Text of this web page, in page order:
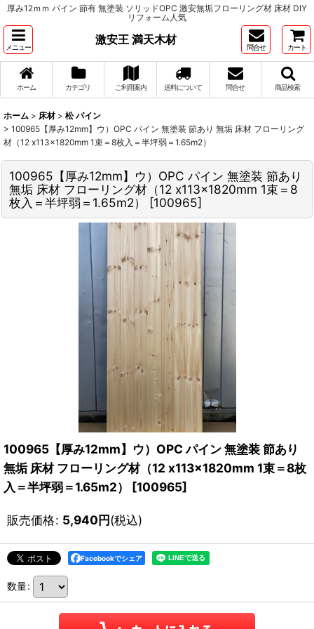
厚み12ｍｍ パイン 節有 無塗装 ソリッドOPC 激安無垢フローリング材 床材 DIY
リフォーム人気
メニュー
激安王 満天木材
問合せ カート
ホーム カテゴリ ご利用案内 送料について 問合せ 商品検索
ホーム > 床材 > 松 パイン
> 100965【厚み12mm】ウ）OPC パイン 無塗装 節あり 無垢 床材 フローリング
材（12 x113x1820mm 1束＝8枚入＝半坪弱＝1.65m2）
100965【厚み12mm】ウ）OPC パイン 無塗装 節あり
無垢 床材 フローリング材（12 x113x1820mm 1束＝8
枚入＝半坪弱＝1.65m2）
[100965]
100965【厚み12mm】ウ）OPC パイン 無塗装 節あり
無垢 床材 フローリング材（12 x113x1820mm 1束＝8枚
入＝半坪弱＝1.65m2）
[100965]
販売価格: 5,940円(税込)
Facebookでシェア
数量: